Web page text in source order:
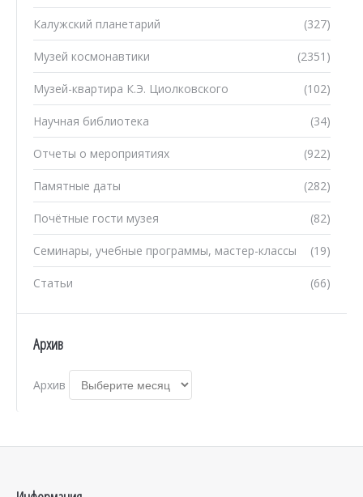
(327)
Калужский планетарий
(2351)
Музей космонавтики
(102)
Музей-квартира К.Э. Циолковского
(34)
Научная библиотека
(922)
Отчеты о мероприятиях
(282)
Памятные даты
(82)
Почётные гости музея
(19)
Семинары, учебные программы, мастер-классы
(66)
Статьи
Архив
Архив